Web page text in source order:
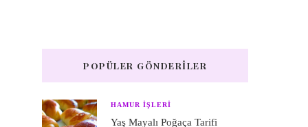
POPÜLER GÖNDERILER
HAMUR IŞLERI
Yaş Mayalı Poğaça Tarifi